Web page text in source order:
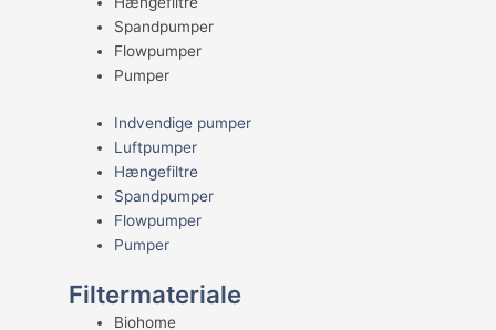
Spandpumper
Flowpumper
Pumper
Indvendige pumper
Luftpumper
Hængefiltre
Spandpumper
Flowpumper
Pumper
Filtermateriale
Biohome